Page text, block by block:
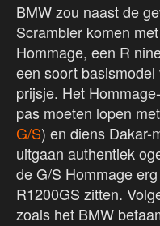
BMW zou naast de
Scrambler komen
Hommage, een R
een soort
prijsje. Het
pas moeten lopen
G/S) en diens Dakar-
uitgaan authentiek
de G/S Hommage
R1200GS zitten.
zoals het BMW